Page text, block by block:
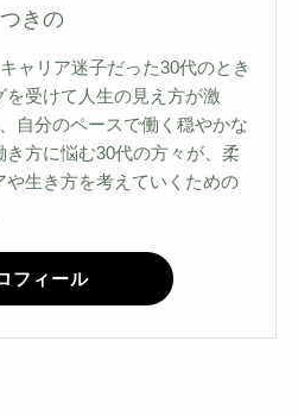
つきの
ャリア迷子だった30代のとき
受けて人生の見え方が激
自分のペースで働く穏やかな
方に悩む30代の方々が、柔
生き方を考えていくための
フィール